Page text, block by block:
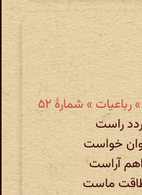
» شمارهٔ ۵۲
راست
خواست
آراست
طاقت ماست